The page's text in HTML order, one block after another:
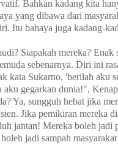
Bahkan kadang kita
yang dibawa dari
Itu bahaya juga kadang-
Siapakah mereka? Enak
sebenarnya. Diri ini
kata Sukarno, 'berilah aku
aku gegarkan dunia!".
Ya, sungguh hebat jika
Jika pemikiran mereka
jantan! Mereka boleh jadi
jadi sampah